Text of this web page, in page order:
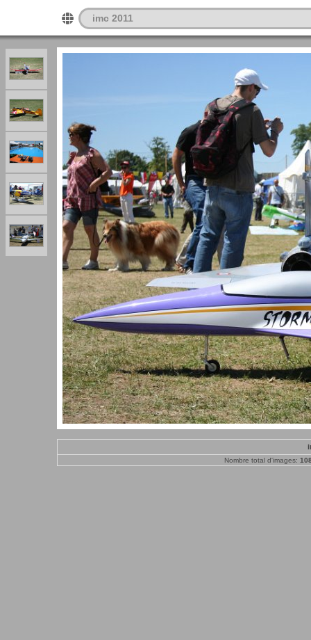
imc 2011
Nombre total d'images: